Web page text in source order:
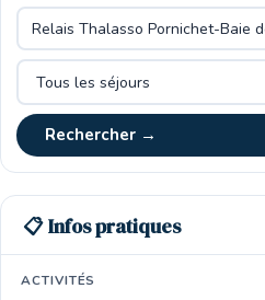
Rechercher →
📋 Infos pratiques
ACTIVITÉS